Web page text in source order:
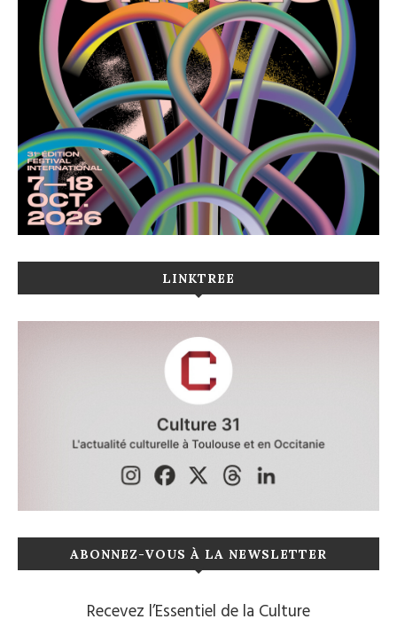
LINKTREE
ABONNEZ-VOUS À LA NEWSLETTER
Recevez l’Essentiel de la Culture